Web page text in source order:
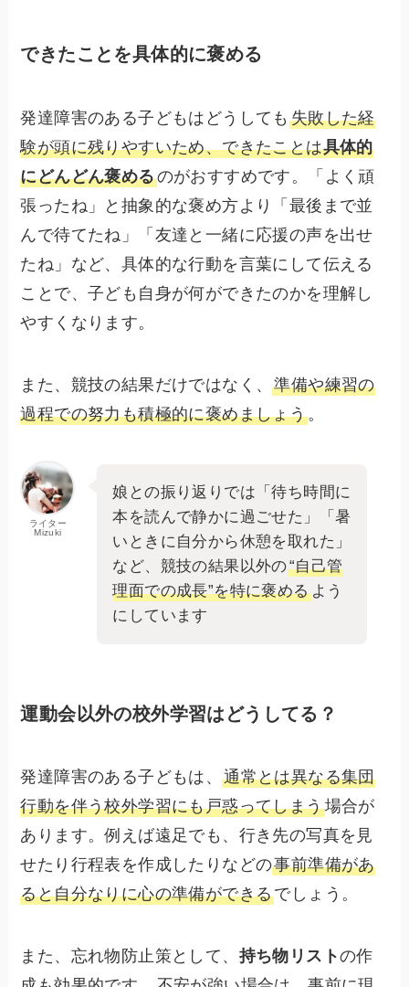
できたことを具体的に褒める
発達障害のある子どもはどうしても 失敗した経
験が頭に残りやすいため、できたことは具体的
にどんどん褒めるのがおすすめです。「よく頑
張ったね」と抽象的な褒め方より「最後まで並
んで待てたね」「友達と一緒に応援の声を出せ
たね」など、具体的な行動を言葉にして伝える
ことで、子ども自身が何ができたのかを理解し
やすくなります。
また、競技の結果だけではなく、準備や練習の
過程での努力も積極的に褒めましょう。
ライター
Mizuki
娘との振り返りでは「待ち時間に
本を読んで静かに過ごせた」「暑
いときに自分から休憩を取れた」
など、競技の結果以外の“自己管
理面での成長”を特に褒めるよう
にしています
運動会以外の校外学習はどうしてる？
発達障害のある子どもは、通常とは異なる集団
行動を伴う校外学習にも戸惑ってしまう場合が
あります。例えば遠足でも、行き先の写真を見
せたり行程表を作成したりなどの事前準備があ
ると自分なりに心の準備ができるでしょう。
また、忘れ物防止策として、 持ち物リストの作